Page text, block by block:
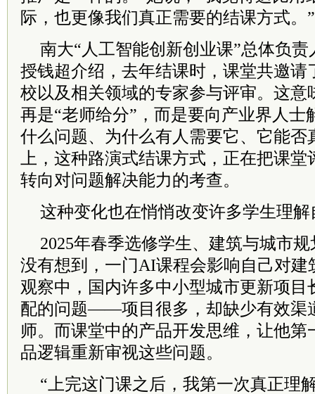
际，也更像我们真正需要的结课方式。”
南大“人工智能创新创业课”总体负
授钱超介绍，去年结课时，课堂共邀请
校以及相关领域的专家参与评审。这意
再是“老师给分”，而是要向产业界人士
什么问题、为什么有人需要它、它能否
上，这种路演式结课方式，正在把课
转向对问题解决能力的考查。
这种变化也在悄悄改变许多学生理
2025年春季选修学生、建筑与城市
没有想到，一门AI课程会影响自己对建
观察中，国内许多中小型城市更新项目
配的问题——项目很多，却缺少有效渠
师。而课堂中的产品开发思维，让他第
品逻辑重新审视这些问题。
“上完这门课之后，我第一次真正理